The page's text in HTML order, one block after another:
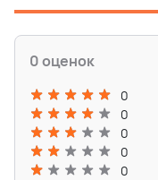
0 оценок
0
0
0
0
0